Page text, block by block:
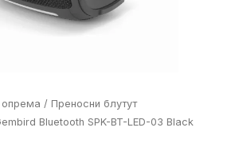
опрема / Преносни блутут
Bluetooth SPK-BT-LED-03 Black